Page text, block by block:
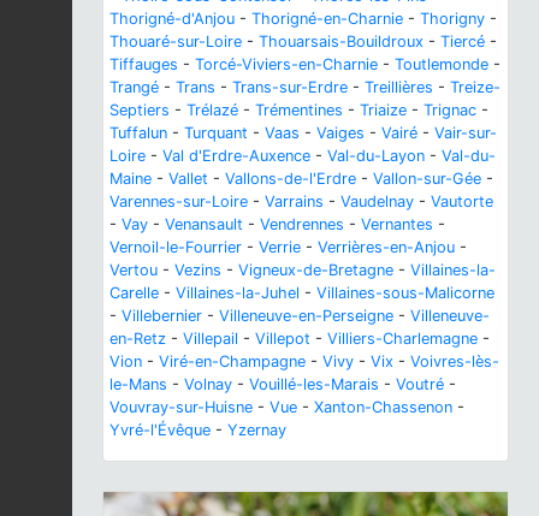
Thorigné-d'Anjou - Thorigné-en-Charnie - Thorigny -
Thouaré-sur-Loire - Thouarsais-Bouildroux - Tiercé -
Tiffauges - Torcé-Viviers-en-Charnie - Toutlemonde -
Trangé - Trans - Trans-sur-Erdre - Treillières - Treize-
Septiers - Trélazé - Trémentines - Triaize - Trignac -
Tuffalun - Turquant - Vaas - Vaiges - Vairé - Vair-sur-
Loire - Val d'Erdre-Auxence - Val-du-Layon - Val-du-
Maine - Vallet - Vallons-de-l'Erdre - Vallon-sur-Gée -
Varennes-sur-Loire - Varrains - Vaudelnay - Vautorte
- Vay - Venansault - Vendrennes - Vernantes -
Vernoil-le-Fourrier - Verrie - Verrières-en-Anjou -
Vertou - Vezins - Vigneux-de-Bretagne - Villaines-la-
Carelle - Villaines-la-Juhel - Villaines-sous-Malicorne
- Villebernier - Villeneuve-en-Perseigne - Villeneuve-
en-Retz - Villepail - Villepot - Villiers-Charlemagne -
Vion - Viré-en-Champagne - Vivy - Vix - Voivres-lès-
le-Mans - Volnay - Vouillé-les-Marais - Voutré -
Vouvray-sur-Huisne - Vue - Xanton-Chassenon -
Yvré-l'Évêque - Yzernay